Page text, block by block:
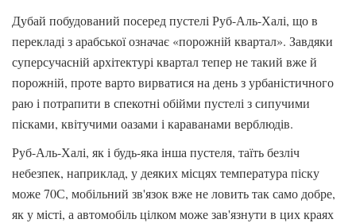
Дубай побудований посеред пустелі Руб-Аль-Халі, що в
перекладі з арабської означає «порожній квартал». Завдяки
суперсучасній архітектурі квартал тепер не такий вже й
порожній, проте варто вирватися на день з урбаністичного
раю і потрапити в спекотні обійми пустелі з сипучими
пісками, квітучими оазами і караванами верблюдів.
Руб-Аль-Халі, як і будь-яка інша пустеля, таїть безліч
небезпек, наприклад, у деяких місцях температура піску
може 70С, мобільний зв'язок вже не ловить так само добре,
як у місті, а автомобіль цілком може зав'язнути в цих краях